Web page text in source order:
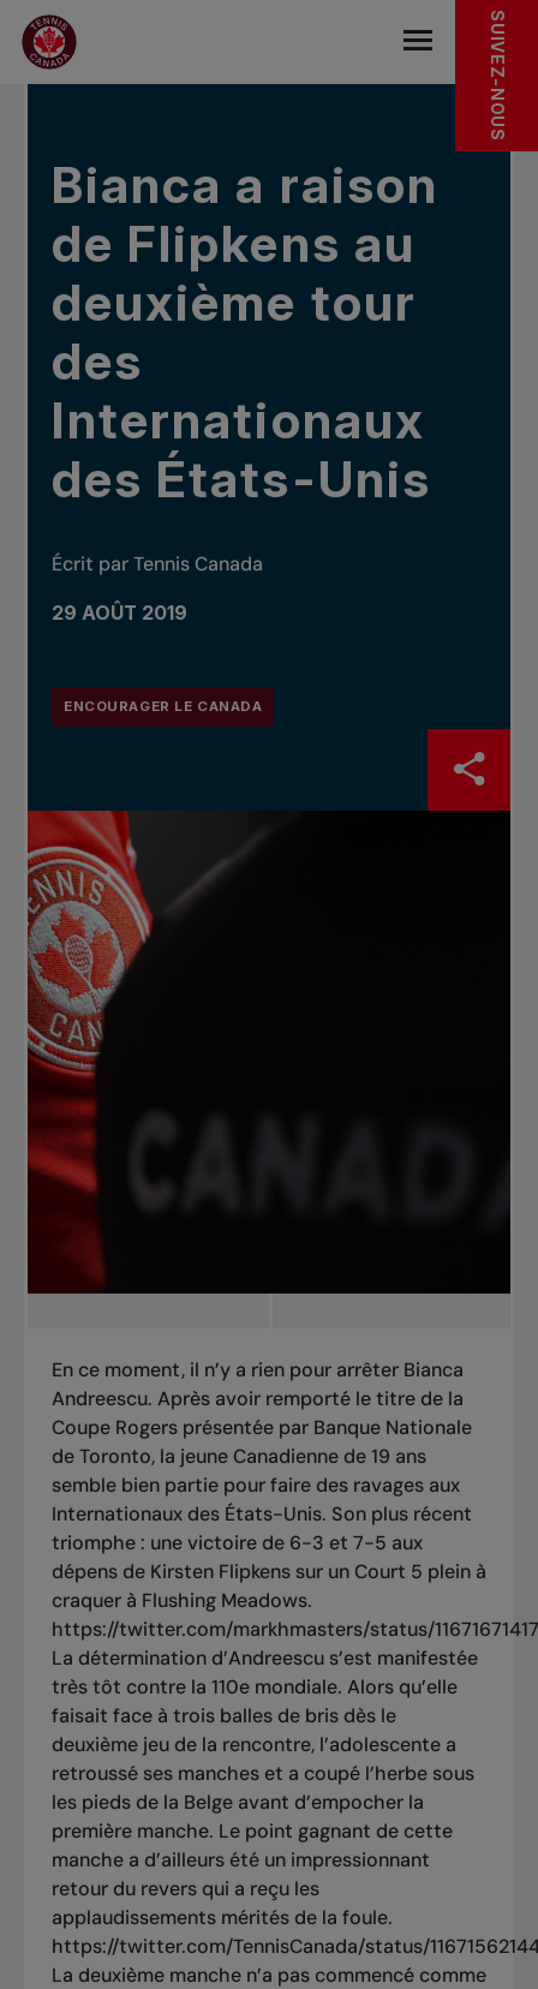
Sauter au menu principal
Sauter au contenu principal
Sauter au pied de page
DANS LES NOUVELLES SUIVEZ-NOUS
Bianca a raison
de Flipkens au
deuxième tour
des
Internationaux
des États-Unis
Écrit par Tennis Canada
29 AOÛT 2019
ENCOURAGER LE CANADA
En ce moment, il n’y a rien pour arrêter Bianca
Andreescu. Après avoir remporté le titre de la
Coupe Rogers présentée par Banque Nationale
de Toronto, la jeune Canadienne de 19 ans
semble bien partie pour faire des ravages aux
Internationaux des États-Unis. Son plus récent
triomphe : une victoire de 6-3 et 7-5 aux
dépens de Kirsten Flipkens sur un Court 5 plein à
craquer à Flushing Meadows.
https://twitter.com/markhmasters/status/
La détermination d’Andreescu s’est manifestée
très tôt contre la 110e mondiale. Alors qu’elle
faisait face à trois balles de bris dès le
deuxième jeu de la rencontre, l’adolescente a
retroussé ses manches et a coupé l’herbe sous
les pieds de la Belge avant d’empocher la
première manche. Le point gagnant de cette
manche a d’ailleurs été un impressionnant
retour du revers qui a reçu les
applaudissements mérités de la foule.
https://twitter.com/TennisCanada/status/
La deuxième manche n’a pas commencé comme